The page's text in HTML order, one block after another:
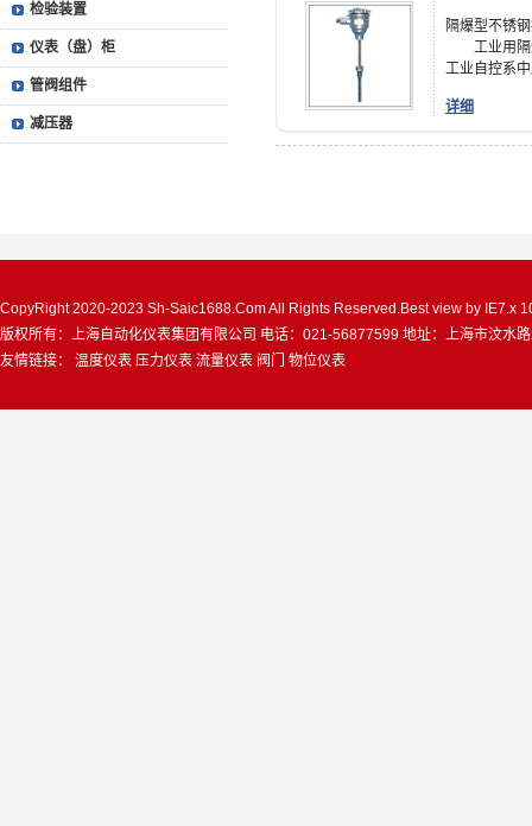
检验装置
仪表（盘）柜
管阀组件
减压器
隔爆型不锈
工业用隔
工业自控系
详细
CopyRight 2020-2023 Sh-Saic1688.Com All Rights Reserved.Best view by IE7.x
版权所有：上海自动化仪表集团有限公司 电话：021-56877599 地址：上海市汶水
友情链接： 温度仪表 压力仪表 流量仪表 阀门 物位仪表